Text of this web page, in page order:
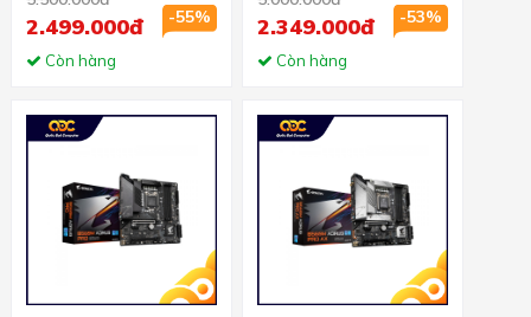
-55%
2.499.000đ
Còn hàng
-53%
2.349.000đ
Còn hàng